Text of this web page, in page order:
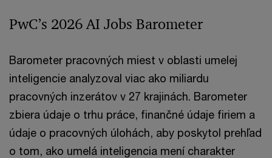
PwC’s 2026 AI Jobs Barometer
Barometer pracovných miest v oblasti umelej
inteligencie analyzoval viac ako miliardu
pracovných inzerátov v 27 krajinách. Barometer
zbiera údaje o trhu práce, finančné údaje firiem a
údaje o pracovných úlohách, aby poskytol prehľad
o tom, ako umelá inteligencia mení charakter